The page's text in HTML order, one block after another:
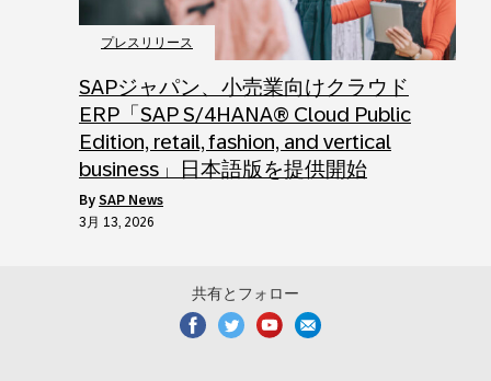
プレスリリース
SAPジャパン、小売業向けクラウド
ERP「SAP S/4HANA® Cloud Public
Edition, retail, fashion, and vertical
business」日本語版を提供開始
by SAP News
3月 13, 2026
共有とフォロー